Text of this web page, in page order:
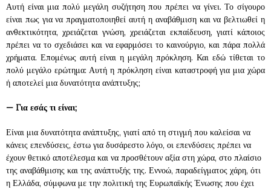
Αυτή είναι μια πολύ μεγάλη συζήτηση που πρέπει να γίνει. Το σίγουρο
είναι πως για να πραγματοποιηθεί αυτή η αναβάθμιση και να βελτιωθεί η
ανθεκτικότητα, χρειάζεται γνώση, χρειάζεται εκπαίδευση, γιατί κάποιος
πρέπει να το σχεδιάσει και να εφαρμόσει το καινούργιο, και πάρα πολλά
χρήματα. Επομένως αυτή είναι η μεγάλη πρόκληση. Και εδώ τίθεται το
πολύ μεγάλο ερώτημα: Αυτή η πρόκληση είναι καταστροφή για μια χώρα
ή αποτελεί μια δυνατότητα ανάπτυξης;
— Για εσάς τι είναι;
Είναι μια δυνατότητα ανάπτυξης, γιατί από τη στιγμή που καλείσαι να
κάνεις επενδύσεις, έστω για δυσάρεστο λόγο, οι επενδύσεις πρέπει να
έχουν θετικό αποτέλεσμα και να προσθέτουν αξία στη χώρα, στο πλαίσιο
της αναβάθμισης και της ανάπτυξής της. Εννοώ, παραδείγματος χάρη, ότι
η Ελλάδα, σύμφωνα με την πολιτική της Ευρωπαϊκής Ένωσης που έχει